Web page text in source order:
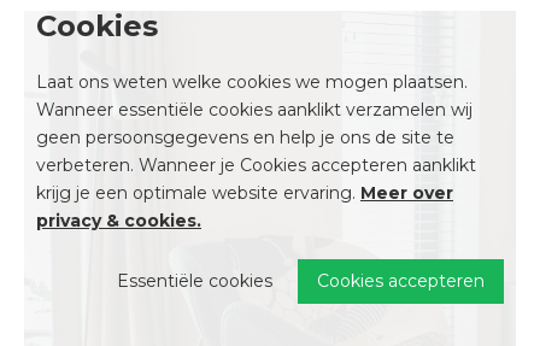
Cookies
Laat ons weten welke cookies we mogen plaatsen.
Wanneer essentiële cookies aanklikt verzamelen wij
geen persoonsgegevens en help je ons de site te
verbeteren. Wanneer je Cookies accepteren aanklikt
krijg je een optimale website ervaring. Meer over
privacy & cookies.
Cookies accepteren
Essentiële cookies